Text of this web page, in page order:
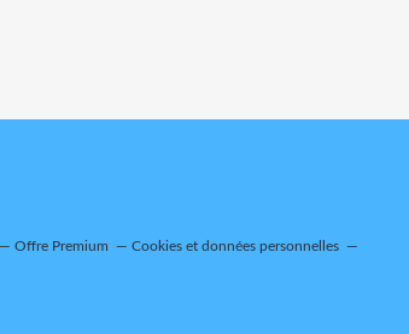
Offre Premium Cookies et données personnelles